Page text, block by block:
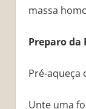
massa
Preparo da
Pré-aqueça
Unte uma